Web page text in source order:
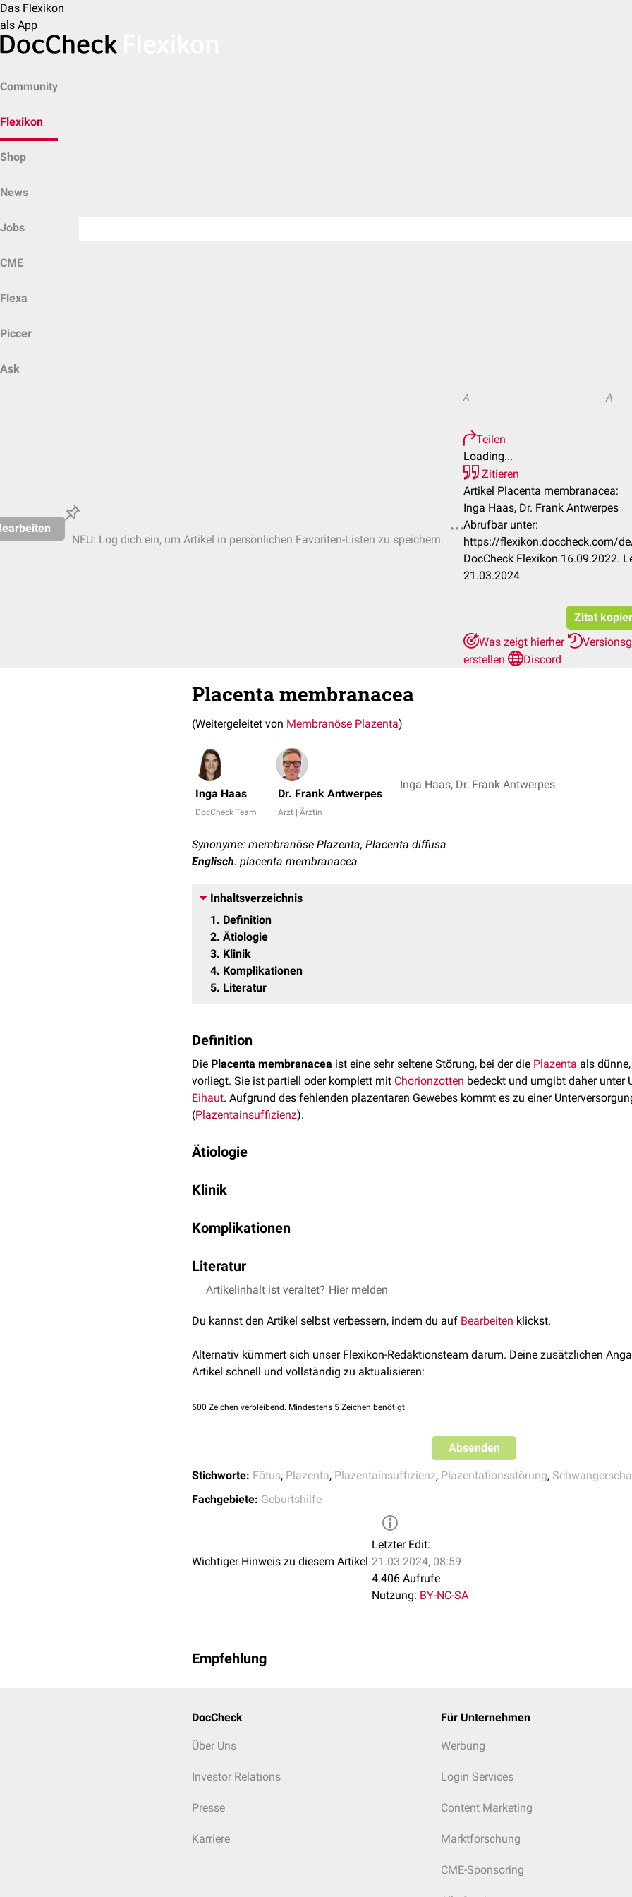
Das Flexikon
als App
Community
Flexikon
Shop
News
Jobs
CME
Flexa
Piccer
Ask
NEU: Log dich ein, um Artikel in persönlichen Favoriten-Listen zu speichern.
A A
Teilen
Loading...
Zitieren
Artikel Placenta membranacea:
Inga Haas, Dr. Frank Antwerpes
Abrufbar unter:
https://flexikon.doccheck.com/
DocCheck Flexikon 16.09.2022.
21.03.2024
Zitat
Was zeigt hierher
erstellen
Discord
Placenta membranacea
(Weitergeleitet von Membranöse Plazenta)
Inga Haas
DocCheck Team
Dr. Frank Antwerpes
Arzt | Ärztin
Inga Haas, Dr. Frank Antwerpes
Synonyme: membranöse Plazenta, Placenta diffusa
Englisch: placenta membranacea
Inhaltsverzeichnis
1
Definition
2 Ätiologie
3 Klinik
4 Komplikationen
5 Literatur
Definition
Die Placenta membranacea ist eine sehr seltene Störung, bei der die Plazenta als dünne,
vorliegt. Sie ist partiell oder komplett mit Chorionzotten bedeckt und umgibt daher unter
Eihaut. Aufgrund des fehlenden plazentaren Gewebes kommt es zu einer
(Plazentainsuffizienz).
Ätiologie
Vorgänge sind jedoch noch nicht geklärt (2022).
Klinik
Schwangerschaftklinisch auffällig. Gegebenenfalls liegen andere plazentare Störungen
Komplikationen
intrauterinen Fruchttod
Amnioninfektionssyndromoder einePlazentaretention
Literatur
Tang et al.: Placenta membranacea: an anormaly of the placenta
Artikelinhalt ist veraltet? Hier melden
Du kannst den Artikel selbst verbessern, indem du auf Bearbeiten klickst.
Alternativ kümmert sich unser Flexikon-Redaktionsteam darum. Deine zusätzlichen
Artikel schnell und vollständig zu aktualisieren:
500 Zeichen verbleibend. Mindestens 5 Zeichen benötigt.
Absenden
Stichworte: Fötus, Plazenta, Plazentainsuffizienz, Plazentationsstörung,
Fachgebiete: Geburtshilfe
Wichtiger Hinweis zu diesem Artikel
Letzter Edit:
21.03.2024, 08:59
4.406 Aufrufe
Nutzung: BY-NC-SA
Empfehlung
DocCheck
Über Uns
Investor Relations
Presse
Karriere
Für Unternehmen
Werbung
Login Services
Content Marketing
Marktforschung
CME-Sponsoring